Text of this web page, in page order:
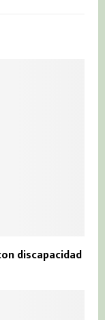
discapacidad